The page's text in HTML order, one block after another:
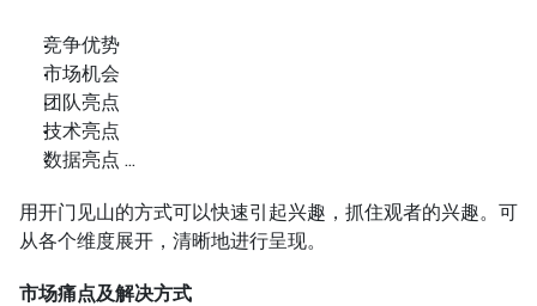
竞争优势
市场机会
团队亮点
技术亮点
数据亮点 …
用开门见山的方式可以快速引起兴趣，抓住观者的兴趣。可
从各个维度展开，清晰地进行呈现。
市场痛点及解决方式